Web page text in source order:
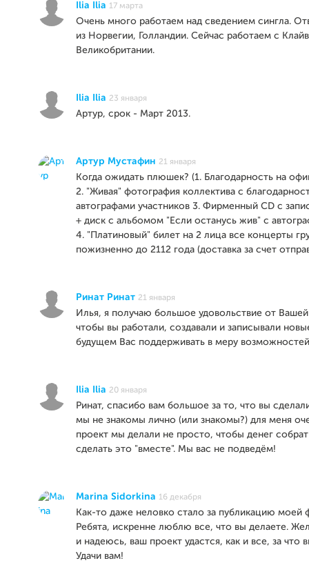
Ilia Ilia 17 марта
Очень много работаем над сведением сингла.
из Норвегии, Голландии. Сейчас работаем с
Великобритании.
Ilia Ilia 23 января
Артур, срок - Март 2013.
Артур Мустафин 21 января
Когда ожидать плюшек? (1. Благодарность на
2. "Живая" фотография коллектива с
автографами участников 3. Фирменный CD с
+ диск с альбомом "Если останусь жив" с
4. "Платиновый" билет на 2 лица все концерты
пожизненно до 2112 года (доставка за счет
Ринат Ринат 21 января
Илья, я получаю большое удовольствие от
чтобы вы работали, создавали и записывали
будущем Вас поддерживать в меру
Ilia Ilia 20 января
Ринат, спасибо вам большое за то, что вы
мы не знакомы лично (или знакомы?) для меня
проект мы делали не просто, чтобы денег
сделать это "вместе". Мы вас не подведём!
Marina Sidorkina 16 декабря
Как-то даже неловко стало за публикацию моей
Ребята, искренне люблю все, что вы делаете.
и надеюсь, ваш проект удастся, как и все, за что
Удачи вам!